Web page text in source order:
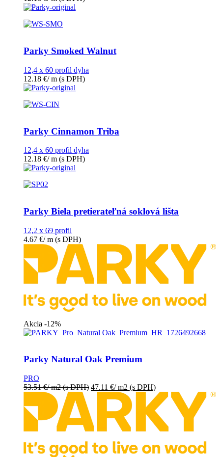
Parky Smoked Walnut
12,4 x 60 profil dyha
12.18 €/ m (s DPH)
Parky Cinnamon Triba
12,4 x 60 profil dyha
12.18 €/ m (s DPH)
Parky Biela pretierateľná soklová lišta
12,2 x 69 profil
4.67 €/ m (s DPH)
Akcia -12%
Parky Natural Oak Premium
PRO
53.51€/ m2(s DPH) 47.11 €/ m2 (s DPH)